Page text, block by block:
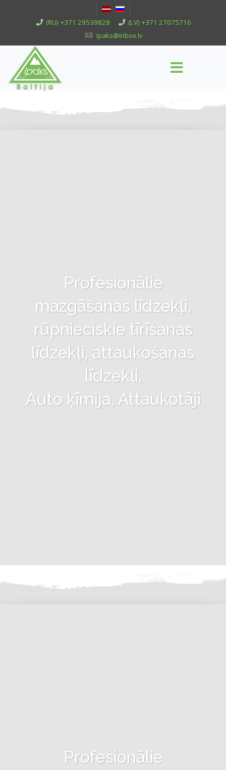
(RU) +371 29539828
(LV) +371 27075716
ipaks@inbox.lv
Profesionālie
mazgāšanas līdzekļi,
rūpnieciskie tīrīšanas
līdzekļi, attaukošanas
līdzekļi,
Auto ķīmija, Attaukotāji
Profesionālie